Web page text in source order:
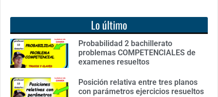
Lo último
Probabilidad 2 bachillerato
problemas COMPETENCIALES de
examenes resueltos
Posición relativa entre tres planos
con parámetros ejercicios resueltos